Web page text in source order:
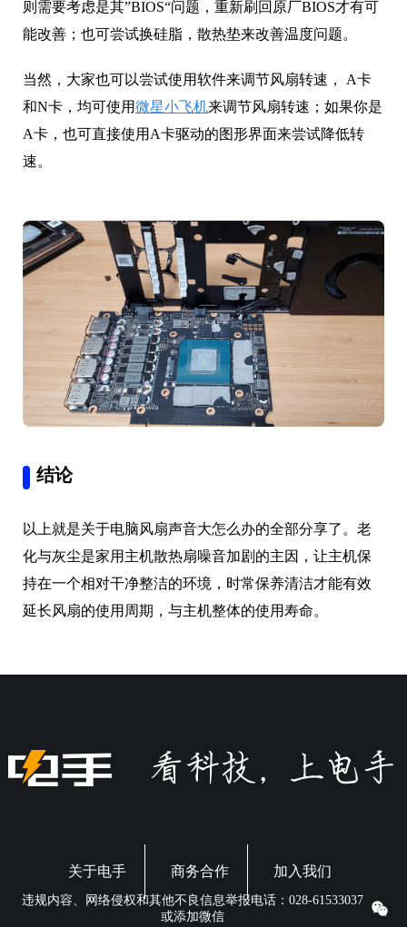
则需要考虑是其”BIOS“问题，重新刷回原厂BIOS才有可
能改善；也可尝试换硅脂，散热垫来改善温度问题。
当然，大家也可以尝试使用软件来调节风扇转速， A卡
和N卡，均可使用微星小飞机来调节风扇转速；如果你是
A卡，也可直接使用A卡驱动的图形界面来尝试降低转
速。
结论
以上就是关于电脑风扇声音大怎么办的全部分享了。老
化与灰尘是家用主机散热扇噪音加剧的主因，让主机保
持在一个相对干净整洁的环境，时常保养清洁才能有效
延长风扇的使用周期，与主机整体的使用寿命。
关于电手 商务合作 加入我们
违规内容、网络侵权和其他不良信息举报电话：028-61533037
或添加微信